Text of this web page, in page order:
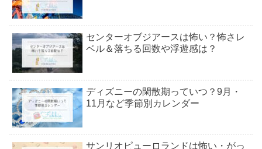
センターオブジアースは怖い？怖さレ
ベル＆落ちる回数や浮遊感は？
ディズニーの閑散期っていつ？9月・
11月など季節別カレンダー
サンリオピューロランドは怖い・がっ